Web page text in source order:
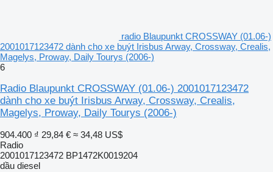
radio Blaupunkt CROSSWAY (01.06-)
2001017123472 dành cho xe buýt Irisbus Arway, Crossway, Crealis,
Magelys, Proway, Daily Tourys (2006-)
6
Radio Blaupunkt CROSSWAY (01.06-) 2001017123472
dành cho xe buýt Irisbus Arway, Crossway, Crealis,
Magelys, Proway, Daily Tourys (2006-)
904.400 ₫ 29,84 € ≈ 34,48 US$
Radio
2001017123472 BP1472K0019204
dầu diesel